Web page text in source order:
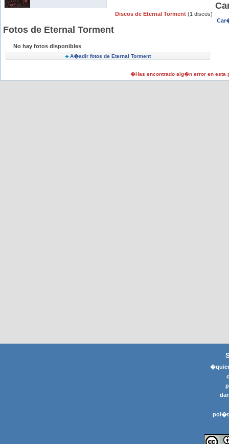
Discos de Eternal Torment (1 discos)
Fotos de Eternal Torment
No hay fotos disponibles
A�adir fotos de Eternal Torment
�Has encontrado alg�n error en esta